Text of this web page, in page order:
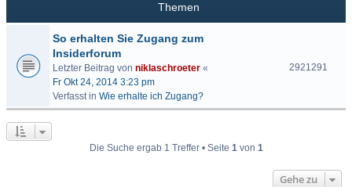
Themen
So erhalten Sie Zugang zum
Insiderforum
Letzter Beitrag von niklaschroeter «
Fr Okt 24, 2014 3:23 pm
Verfasst in Wie erhalte ich Zugang?
2921291
Die Suche ergab 1 Treffer • Seite 1von 1
Gehe zu